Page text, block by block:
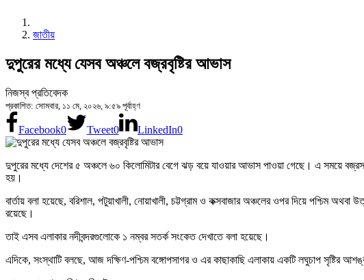
জাতীয়
দুপুরের মধ্যে যেসব অঞ্চলে বজ্রবৃষ্টির আভাস
নিজস্ব প্রতিবেদক
প্রকাশিত: সোমবার, ১১ মে, ২০২৬, ৯:৫৯ পূর্বাহ্ণ
Facebook0 Tweet0 LinkedIn0
দুপুরের মধ্যে দেশের ৫ অঞ্চলে ৬০ কিলোমিটার বেগে ঝড় বয়ে যাওয়ার আভাস পাওয়া গেছে। এ সময়ে
হয়।
বার্তায় বলা হয়েছে, বরিশাল, পটুয়াখালী, নোয়াখালী, চট্টগ্রাম ও কক্সবাজার অঞ্চলের ওপর দিয়ে পশ্চিম
রয়েছে।
তাই এসব এলাকার নদীবন্দরগুলোকে ১ নম্বর সতর্ক সংকেত দেখাতে বলা হয়েছে।
এদিকে, সংস্থাটি বলছে, আজ দক্ষিণ-পশ্চিম বঙ্গোপসাগর ও এর কাছাকাছি এলাকায় একটি লঘুচাপ সৃষ্টির